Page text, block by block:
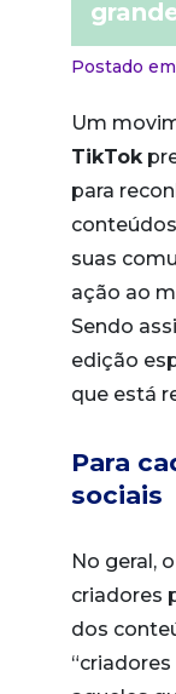
Postado em
Um
TikTok
para
suas
ação ao
Sendo
edição
que está
Para
sociais
No geral,
criadores
dos